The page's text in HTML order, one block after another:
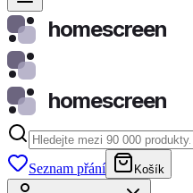
homescreen
homescreen
Seznam přání Košík